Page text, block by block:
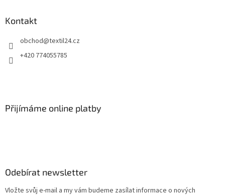
Kontakt
obchod@textil24.cz
+420 774055785
Přijímáme online platby
Odebírat newsletter
Vložte svůj e-mail a my vám budeme zasílat informace o nových